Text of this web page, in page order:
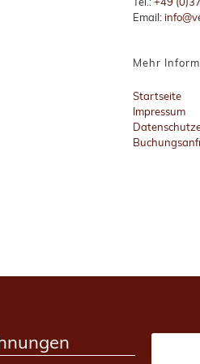
Email:
Mehr
Startseite
Impressum